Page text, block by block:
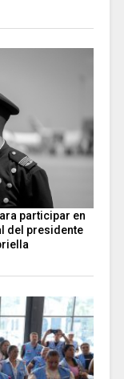
participar en
del presidente